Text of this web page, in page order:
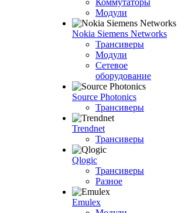
Коммутаторы
Модули
Nokia Siemens Networks
Трансиверы
Модули
Сетевое
оборудование
Source Photonics
Трансиверы
Trendnet
Трансиверы
Qlogic
Трансиверы
Разное
Emulex